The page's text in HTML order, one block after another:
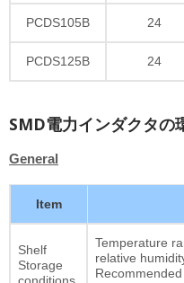
PCDS105B 24
PCDS125B 24
SMD電力インダクタの
General
Item
Shelf
Storage
Temperature
relative